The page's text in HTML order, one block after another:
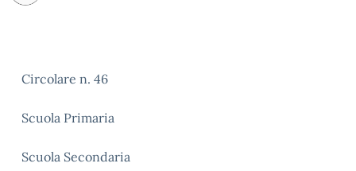
Circolare n. 46
Scuola Primaria
Scuola Secondaria